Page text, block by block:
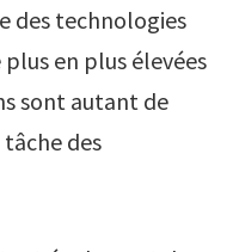
des technologies
en plus élevées
sont autant de
des